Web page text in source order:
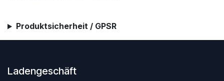
Produktsicherheit / GPSR
Ladengeschäft